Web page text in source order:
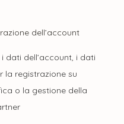
dell’account
dati dell’account, i dati
la registrazione su
o la gestione della